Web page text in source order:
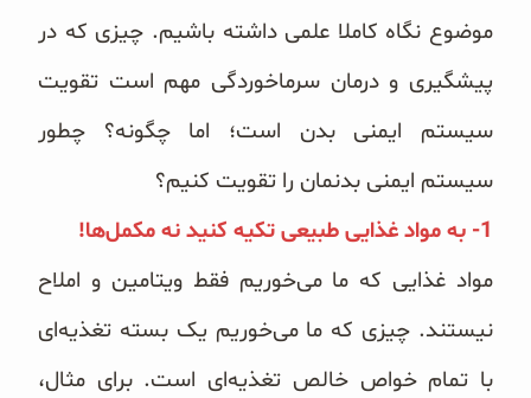
موضوع نگاه کاملا علمی داشته باشیم. چیزی که در
پیشگیری و درمان سرماخوردگی مهم است تقویت
سیستم ایمنی بدن است؛ اما چگونه؟ چطور
سیستم ایمنی بدنمان را تقویت کنیم؟
1- به مواد غذایی طبیعی تکیه کنید نه مکمل‌ها!
مواد غذایی که ما می‌خوریم فقط ویتامین و املاح
نیستند. چیزی که ما می‌خوریم یک بسته تغذیه‌ای
با تمام خواص خالص تغذیه‌ای است. برای مثال،